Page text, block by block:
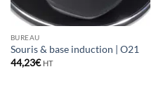
BUREAU
Souris & base induction | O21
44,23€ HT